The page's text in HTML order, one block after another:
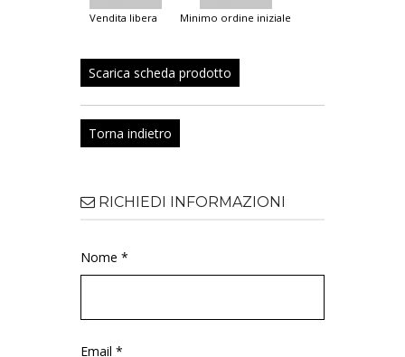
vendita libera minimo ordine iniziale
Scarica scheda prodotto
Torna indietro
RICHIEDI INFORMAZIONI
Nome *
Email *